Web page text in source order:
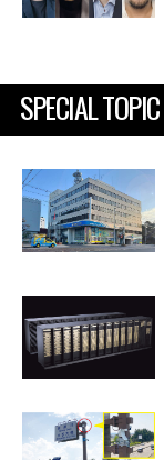
SPECIAL TOPIC